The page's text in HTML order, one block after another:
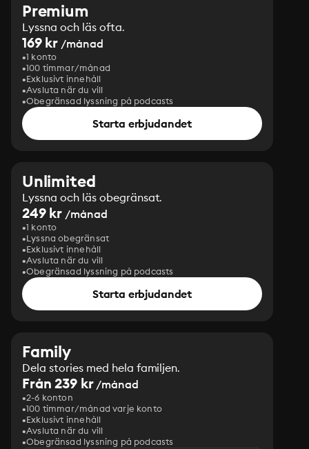
Premium
Lyssna och läs ofta.
169 kr /månad
1 konto
100 timmar/månad
Exklusivt innehåll
Avsluta när du vill
Obegränsad lyssning på podcasts
Starta erbjudandet
Unlimited
Lyssna och läs obegränsat.
249 kr /månad
1 konto
Lyssna obegränsat
Exklusivt innehåll
Avsluta när du vill
Obegränsad lyssning på podcasts
Starta erbjudandet
Family
Dela stories med hela familjen.
Från 239 kr/månad
2-6 konton
100 timmar/månad varje konto
Exklusivt innehåll
Avsluta när du vill
Obegränsad lyssning på podcasts